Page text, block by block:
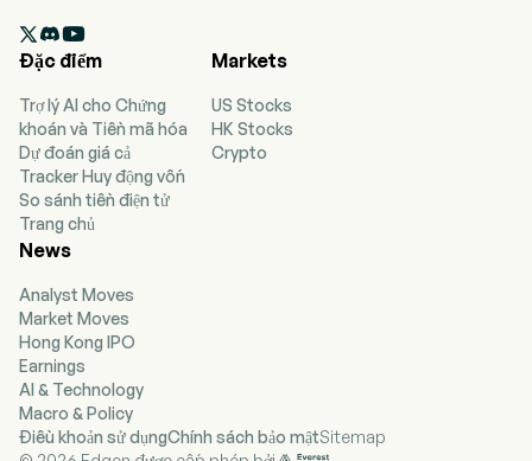
subsidiary, Synthesis Analytics Production Ltd.
(SAPL), is engaged in designing, building, and

Đặc điểm
Trợ lý AI cho Chứng
khoán và Tiền mã hóa
Dự đoán giá cả
Tracker Huy động vốn
So sánh tiền điện tử
Trang chủ
Markets
US Stocks
HK Stocks
Crypto
News
Analyst Moves
Market Moves
Hong Kong IPO
Earnings
AI & Technology
Macro & Policy
Điều khoản sử dụngChính sách bảo mậtSitemap